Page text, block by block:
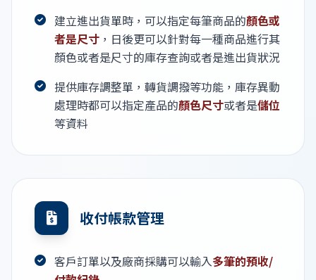
建立進出貨單時，可以指定每筆商品的顏色或
者是尺寸 ，日後更可以針對每一種商品進行其
顏色或者是尺寸的庫存查詢或者是進出貨狀況
提供庫存調整單，轉貨調撥等功能，庫存異動
處理時都可以指定產品的顏色尺寸或者是儲位
等資料
收付帳款管理
客戶訂單以及廠商採購可以輸入多筆的預收/